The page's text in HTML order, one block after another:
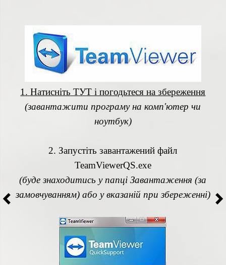
1. Натисніть ТУТ і погодьтеся на збереження
(завантажити програму на комп'ютер чи
ноутбук)
2. Запустіть завантажений файл
TeamViewerQS.exe
(буде знаходитись у папці Завантаження (за
замовчуванням) або у вказаній при збереженні)
1. Натисніть ТУТ і погодьтеся на збереження
(завантажити програму на комп'ютер чи
ноутбук)
2. Запустіть завантажений файл AnyDesk.exe
(буде знаходитись у папці Завантаження (за
замовчуванням) або у вказаній при збереженні)